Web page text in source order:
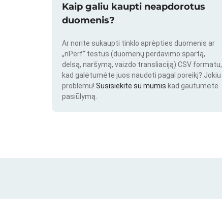
Kaip galiu kaupti neapdorotus
duomenis?
Ar norite sukaupti tinklo aprėpties duomenis ar
„nPerf“ testus (duomenų perdavimo spartą,
delsą, naršymą, vaizdo transliaciją) CSV formatu,
kad galėtumėte juos naudoti pagal poreikį? Jokiu
problemu! Susisiekite su mumis kad gautumėte
pasiūlymą.